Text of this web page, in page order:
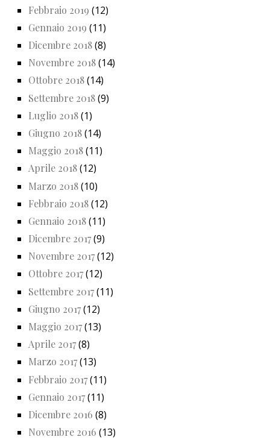
Febbraio 2019 (12)
Gennaio 2019 (11)
Dicembre 2018(8)
Novembre 2018(14)
Ottobre 2018(14)
Settembre 2018(9)
Luglio 2018(1)
Giugno 2018(14)
Maggio 2018(11)
Aprile 2018(12)
Marzo 2018(10)
Febbraio 2018(12)
Gennaio 2018(11)
Dicembre 2017(9)
Novembre 2017(12)
Ottobre 2017(12)
Settembre 2017(11)
Giugno 2017(12)
Maggio 2017(13)
Aprile 2017(8)
Marzo 2017(13)
Febbraio 2017(11)
Gennaio 2017(11)
Dicembre 2016 (8)
Novembre 2016 (13)